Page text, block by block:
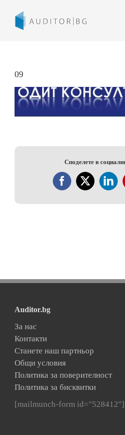
content
09
Споделете в
Facebook
X
Auditor.bg
За нас
Контакти
Станете наш партньор
Общи условия
Политика за поверителност
Политика за бисквитки
[mailmunch-form id="528412"]